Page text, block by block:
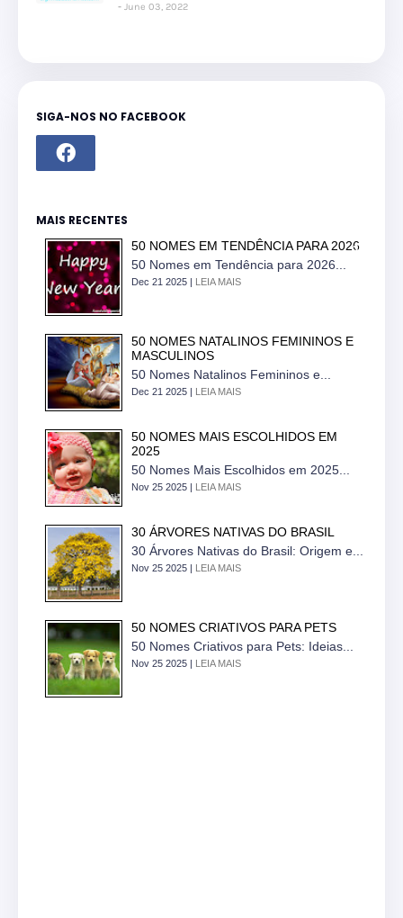
June 03, 2022
SIGA-NOS NO FACEBOOK
MAIS RECENTES
50 NOMES EM TENDÊNCIA PARA 2026
50 Nomes em Tendência para 2026...
Dec 21 2025 | LEIA MAIS
50 NOMES NATALINOS FEMININOS E
MASCULINOS
50 Nomes Natalinos Femininos e...
Dec 21 2025 | LEIA MAIS
50 NOMES MAIS ESCOLHIDOS EM
2025
50 Nomes Mais Escolhidos em 2025...
Nov 25 2025 | LEIA MAIS
30 ÁRVORES NATIVAS DO BRASIL
30 Árvores Nativas do Brasil: Origem e...
Nov 25 2025 | LEIA MAIS
50 NOMES CRIATIVOS PARA PETS
50 Nomes Criativos para Pets: Ideias...
Nov 25 2025 | LEIA MAIS